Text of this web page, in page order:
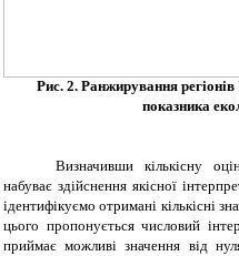
Рис. 2. Ранжирування регіонів
показника
Визначивши кількісну
набуває здійснення якісної
ідентифікуємо отримані кількісні
цього пропонується числовий
приймає можливі значення від